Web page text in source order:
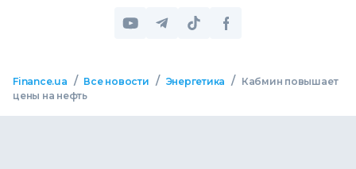
Finance.ua / Все новости / Энергетика /
Кабмин повышает
цены на нефть